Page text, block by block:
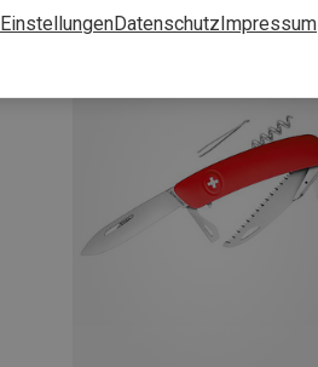
EinstellungenDatenschutzImpressum